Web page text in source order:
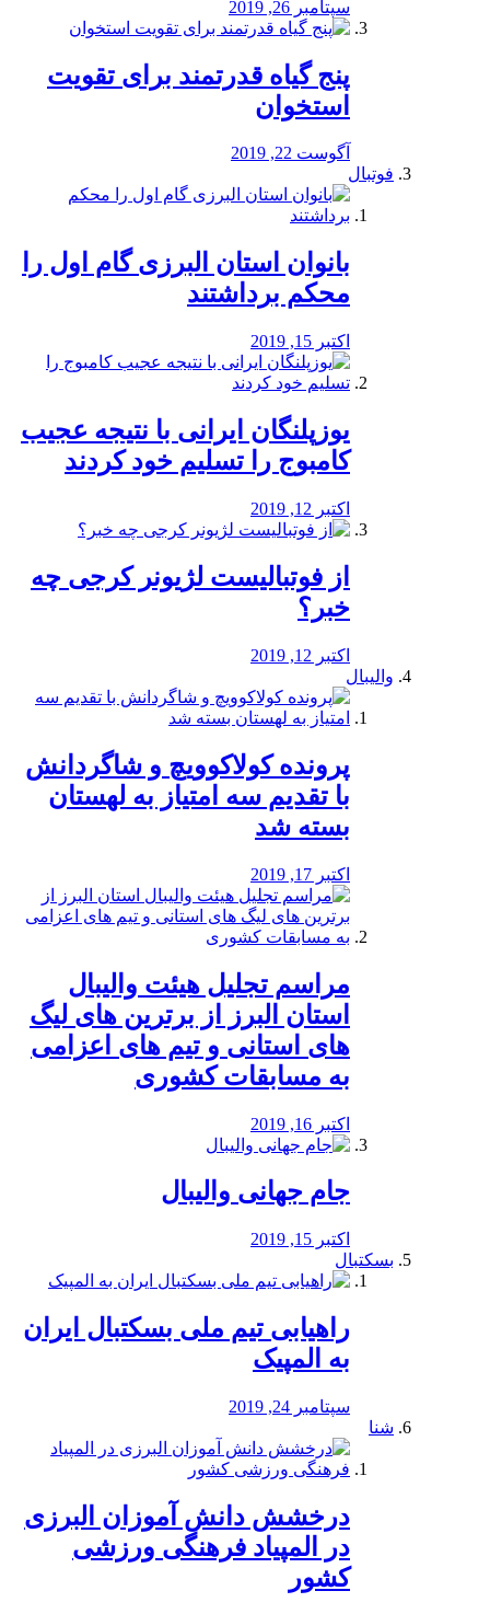
سپتامبر 26, 2019
پنج گیاه قدرتمند برای تقویت
استخوان
آگوست 22, 2019
فوتبال
بانوان استان البرزی گام اول را
محكم برداشتند
اکتبر 15, 2019
یوزپلنگان ایرانی با نتیجه عجیب
کامبوج را تسلیم خود کردند
اکتبر 12, 2019
از فوتبالیست لژیونر کرجی چه
خبر؟
اکتبر 12, 2019
والیبال
پرونده کولاکوویچ و شاگردانش
با تقدیم سه امتیاز به لهستان
بسته شد
اکتبر 17, 2019
مراسم تجلیل هیئت والیبال
استان البرز از برترین های لیگ
های استانی و تیم های اعزامی
به مسابقات کشوری
اکتبر 16, 2019
جام جهانی والیبال
اکتبر 15, 2019
بسکتبال
راهیابی تیم ملی بسکتبال ایران
به المپیک
سپتامبر 24, 2019
شنا
درخشش دانش آموزان البرزی
در المپیاد فرهنگی ورزشی
کشور